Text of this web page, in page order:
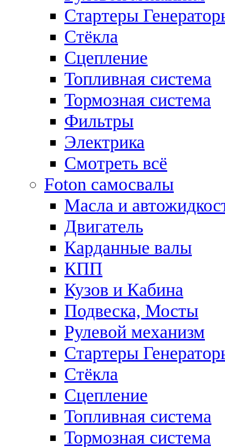
Стартеры
Стёкла
Сцепление
Топливная система
Тормозная система
Фильтры
Электрика
Смотреть всё
Foton самосвалы
Масла и
Двигатель
Карданные валы
КПП
Кузов и Кабина
Подвеска, Мосты
Рулевой механизм
Стартеры
Стёкла
Сцепление
Топливная система
Тормозная система